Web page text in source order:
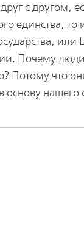
с другом,
единства,
или
Почему люди
Потому что
основу нашего